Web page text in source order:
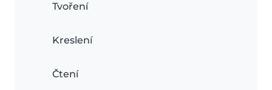
Tvoření
Kreslení
Čtení